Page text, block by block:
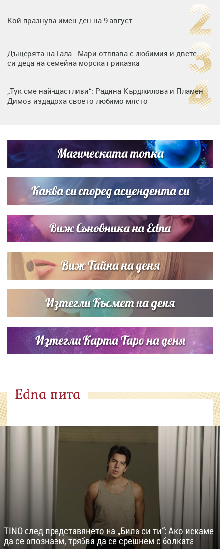
Кой празнува имен ден на 9 август
Дъщерята на Гала - Мари отплава с любимия и двете
си деца на семейна морска приказка
„Тук сме най-щастливи“: Радина Кърджилова и Пламен
Димов издадоха своето любимо място
кадри с Башар Рахал и малкия им син
Дъщерята на Тодор Батков вдигна сватба, Стоичков и
Братя Аргирови я изненадаха с песен
Магическата топка
Каква си според асцендента си
Виж Съновника на Edna
Виж Тайна на деня
Изтегли Късмет на деня
Изтегли Карта Таро на деня
Edna пита
TINO след представянето на „Била си ти“: Ако искаме
да се опознаем, трябва да се срещнем с болката